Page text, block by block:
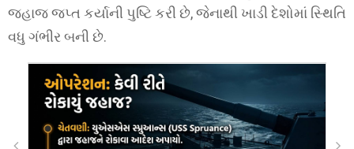
જહાજ જપ્ત કર્યાની પુષ્ટિ કરી છે, જેનાથી ખાડી દેશોમાં સ્થિતિ
વધુ ગંભીર બની છે.